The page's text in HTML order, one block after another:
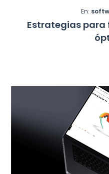
En:
Estrategias para